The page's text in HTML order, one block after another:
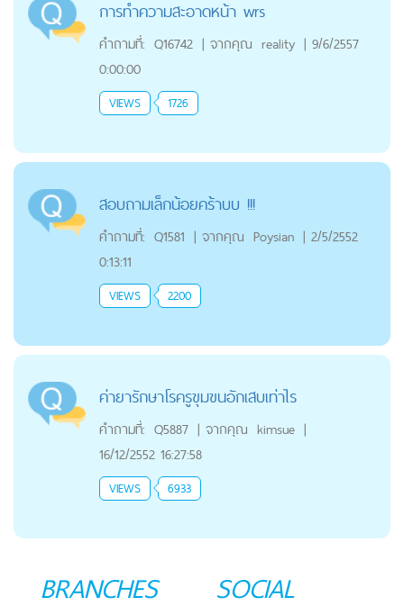
การทำความสะอาดหน้า wrs
คำถามที่: Q16742 | จากคุณ reality | 9/6/2557
0:00:00
VIEWS 1726
สอบถามเล็กน้อยคร้าบบ !!!
คำถามที่: Q1581 | จากคุณ Poysian | 2/5/2552
0:13:11
VIEWS 2200
ค่ายารักษาโรครูขุมขนอักเสบเท่าไร
คำถามที่: Q5887 | จากคุณ kimsue |
16/12/2552 16:27:58
VIEWS 6933
BRANCHES
SOCIAL